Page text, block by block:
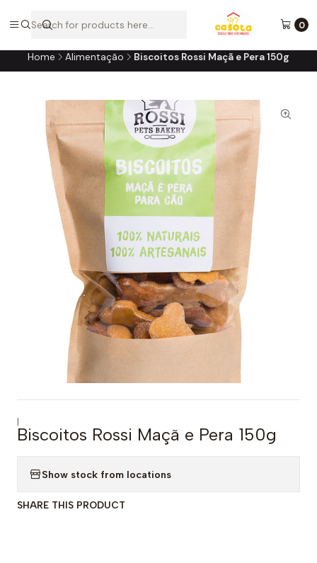
0
A loja online do consultório do seu melhor amigo!
Home Alimentação Biscoitos Rossi Maçã e Pera 150g
|
Biscoitos Rossi Maçã e Pera 150g
Show stock from locations
SHARE THIS PRODUCT